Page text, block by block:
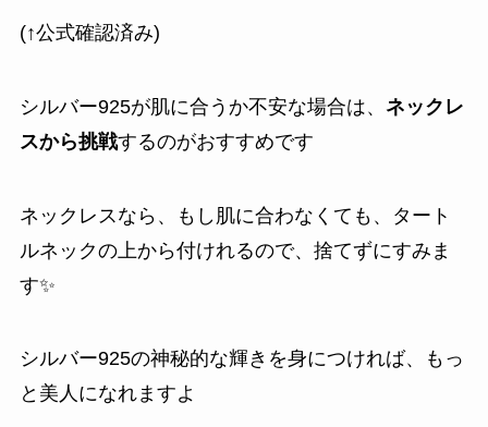
(↑公式確認済み)
シルバー925が肌に合うか不安な場合は、 ネックレ
スから挑戦するのがおすすめです
ネックレスなら、もし肌に合わなくても、タート
ルネックの上から付けれるので、捨てずにすみま
す✨️
シルバー925の神秘的な輝きを身につければ、もっ
と美人になれますよ